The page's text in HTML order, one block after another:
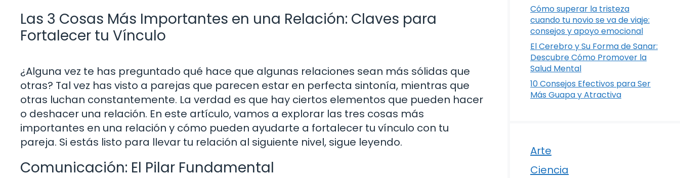
Las 3 Cosas Más Importantes en una Relación: Claves para
Fortalecer tu Vínculo
¿Alguna vez te has preguntado qué hace que algunas relaciones sean más sólidas que
otras? Tal vez has visto a parejas que parecen estar en perfecta sintonía, mientras que
otras luchan constantemente. La verdad es que hay ciertos elementos que pueden hacer
o deshacer una relación. En este artículo, vamos a explorar las tres cosas más
importantes en una relación y cómo pueden ayudarte a fortalecer tu vínculo con tu
pareja. Si estás listo para llevar tu relación al siguiente nivel, sigue leyendo.
Comunicación: El Pilar Fundamental
Cómo superar la tristeza
cuando tu novio se va de viaje:
consejos y apoyo emocional
El Cerebro y Su Forma de Sanar:
Descubre Cómo Promover la
Salud Mental
10 Consejos Efectivos para Ser
Más Guapa y Atractiva
Arte
Ciencia